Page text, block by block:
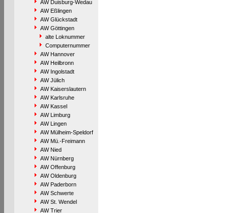
AW Duisburg-Wedau
AW Eßlingen
AW Glückstadt
AW Göttingen
alte Loknummer
Computernummer
AW Hannover
AW Heilbronn
AW Ingolstadt
AW Jülich
AW Kaiserslautern
AW Karlsruhe
AW Kassel
AW Limburg
AW Lingen
AW Mülheim-Speldorf
AW Mü.-Freimann
AW Nied
AW Nürnberg
AW Offenburg
AW Oldenburg
AW Paderborn
AW Schwerte
AW St. Wendel
AW Trier